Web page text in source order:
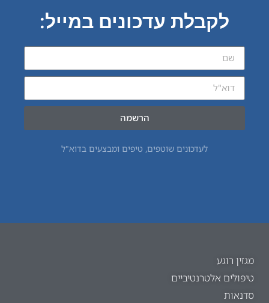
לקבלת עדכונים במייל:
הרשמה
לעדכונים שוטפים, טיפים ומבצעים בדוא"ל
מגזין רוגע
טיפולים אלטרנטיביים
סדנאות